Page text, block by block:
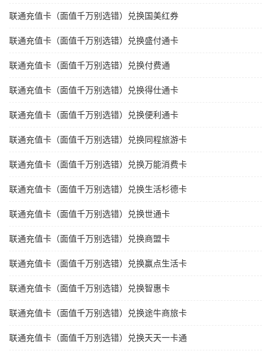
联通充值卡（面值千万别选错）兑换国美红券
联通充值卡（面值千万别选错）兑换盛付通卡
联通充值卡（面值千万别选错）兑换付费通
联通充值卡（面值千万别选错）兑换得仕通卡
联通充值卡（面值千万别选错）兑换便利通卡
联通充值卡（面值千万别选错）兑换同程旅游卡
联通充值卡（面值千万别选错）兑换万能消费卡
联通充值卡（面值千万别选错）兑换生活杉德卡
联通充值卡（面值千万别选错）兑换世通卡
联通充值卡（面值千万别选错）兑换商盟卡
联通充值卡（面值千万别选错）兑换赢点生活卡
联通充值卡（面值千万别选错）兑换智惠卡
联通充值卡（面值千万别选错）兑换途牛商旅卡
联通充值卡（面值千万别选错）兑换天天一卡通